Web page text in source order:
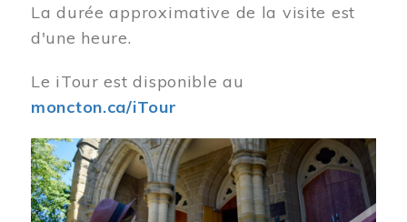
La durée approximative de la visite est
d'une heure.
Le iTour est disponible au
moncton.ca/iTour